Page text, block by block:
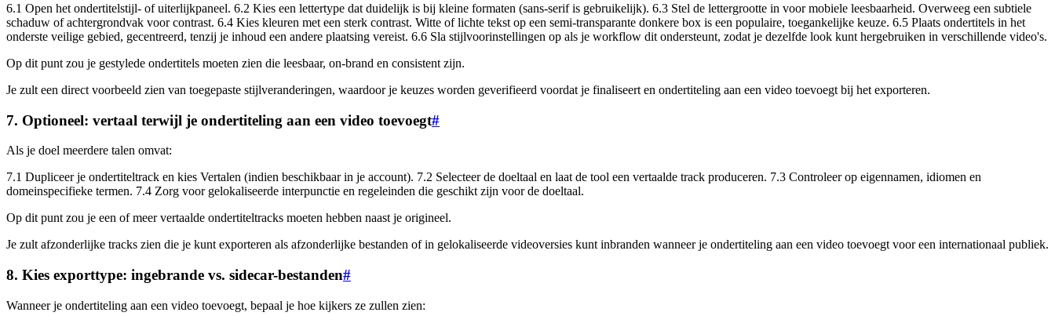
6.1 Open het ondertitelstijl- of uiterlijkpaneel. 6.2 Kies een lettertype dat duidelijk is bij kleine formaten (sans-serif is gebruikelijk). 6.3 Stel de lettergrootte in voor mobiele leesbaarheid. Overweeg een subtiele
schaduw of achtergrondvak voor contrast. 6.4 Kies kleuren met een sterk contrast. Witte of lichte tekst op een semi-transparante donkere box is een populaire, toegankelijke keuze. 6.5 Plaats ondertitels in het
onderste veilige gebied, gecentreerd, tenzij je inhoud een andere plaatsing vereist. 6.6 Sla stijlvoorinstellingen op als je workflow dit ondersteunt, zodat je dezelfde look kunt hergebruiken in verschillende video's.
Op dit punt zou je gestylede ondertitels moeten zien die leesbaar, on-brand en consistent zijn.
Je zult een direct voorbeeld zien van toegepaste stijlveranderingen, waardoor je keuzes worden geverifieerd voordat je finaliseert en ondertiteling aan een video toevoegt bij het exporteren.
7. Optioneel: vertaal terwijl je ondertiteling aan een video toevoegt#
Als je doel meerdere talen omvat:
7.1 Dupliceer je ondertiteltrack en kies Vertalen (indien beschikbaar in je account). 7.2 Selecteer de doeltaal en laat de tool een vertaalde track produceren. 7.3 Controleer op eigennamen, idiomen en
domeinspecifieke termen. 7.4 Zorg voor gelokaliseerde interpunctie en regeleinden die geschikt zijn voor de doeltaal.
Op dit punt zou je een of meer vertaalde ondertiteltracks moeten hebben naast je origineel.
Je zult afzonderlijke tracks zien die je kunt exporteren als afzonderlijke bestanden of in gelokaliseerde videoversies kunt inbranden wanneer je ondertiteling aan een video toevoegt voor een internationaal publiek.
8. Kies exporttype: ingebrande vs. sidecar-bestanden#
Wanneer je ondertiteling aan een video toevoegt, bepaal je hoe kijkers ze zullen zien: